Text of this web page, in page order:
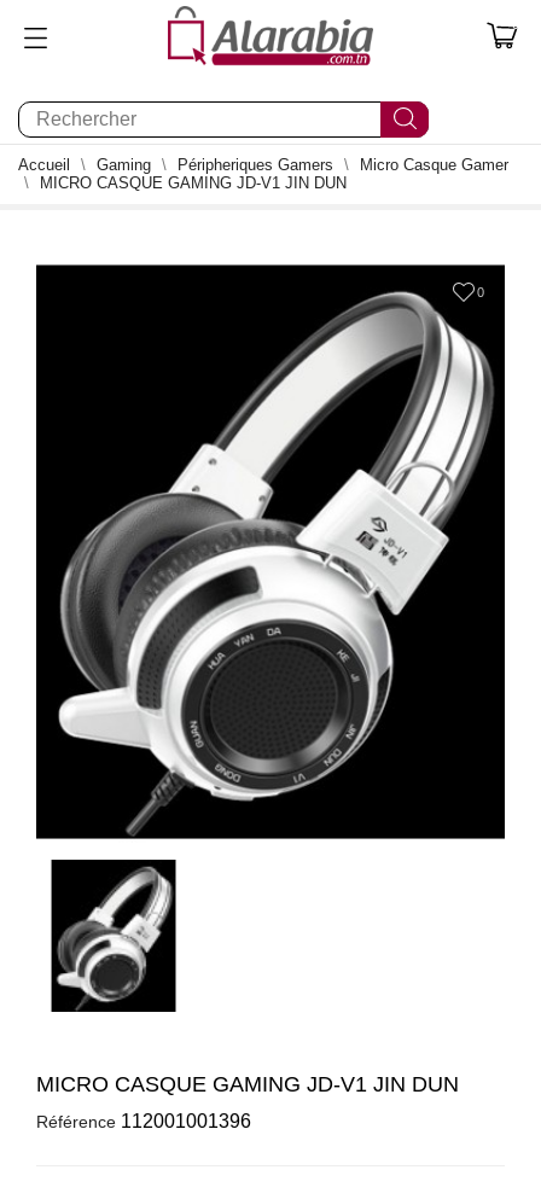
0
Accueil Gaming Péripheriques Gamers
Micro Casque Gamer
MICRO CASQUE GAMING JD-V1 JIN DUN
0
MICRO CASQUE GAMING JD-V1 JIN DUN
Référence 112001001396